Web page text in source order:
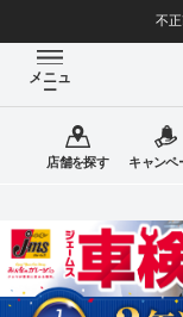
不
メニュ
ー
店舗を探す キャンペ